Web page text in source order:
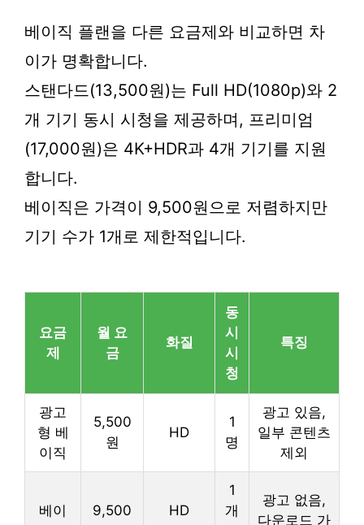
베이직 플랜을 다른 요금제와 비교하면 차
이가 명확합니다.
스탠다드(13,500원)는 Full HD(1080p)와 2
개 기기 동시 시청을 제공하며, 프리미엄
(17,000원)은 4K+HDR과 4개 기기를 지원
합니다.
베이직은 가격이 9,500원으로 저렴하지만
기기 수가 1개로 제한적입니다.
요금
제
월 요
금
화질
동
시
시
청
특징
광고
형 베
이직
5,500
원
HD
1
명
광고 있음,
일부 콘텐츠
제외
베이
9,500
HD
1
개
광고 없음,
다운로드 가